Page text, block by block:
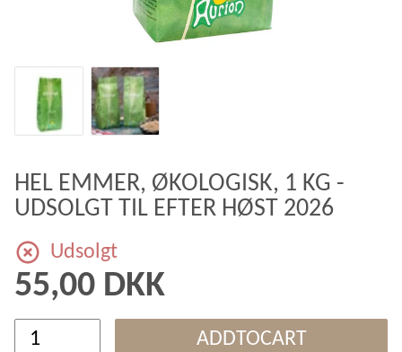
HEL EMMER, ØKOLOGISK, 1 KG -
UDSOLGT TIL EFTER HØST 2026
Udsolgt
55,00 DKK
ADDTOCART